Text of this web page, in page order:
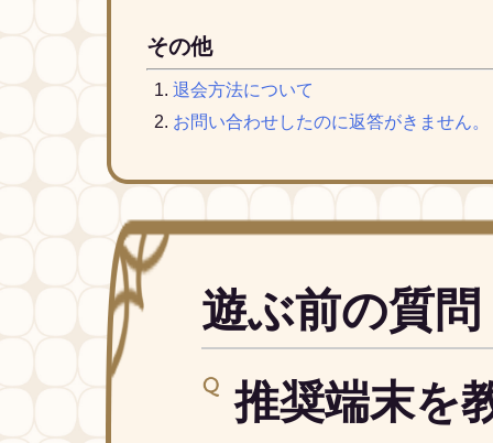
その他
退会方法について
お問い合わせしたのに返答がきません。
遊ぶ前の質問
推奨端末を